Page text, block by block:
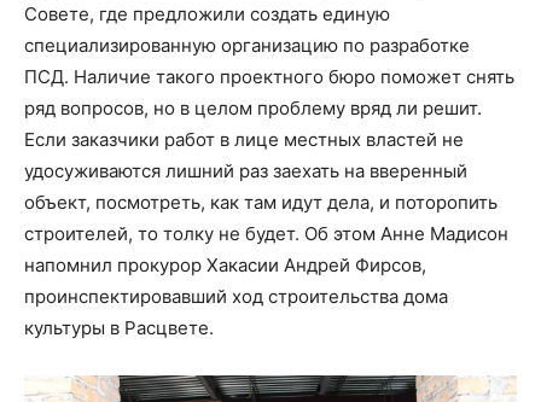
Совете, где предложили создать единую
специализированную организацию по разработке
ПСД. Наличие такого проектного бюро поможет снять
ряд вопросов, но в целом проблему вряд ли решит.
Если заказчики работ в лице местных властей не
удосуживаются лишний раз заехать на вверенный
объект, посмотреть, как там идут дела, и поторопить
строителей, то толку не будет. Об этом Анне Мадисон
напомнил прокурор Хакасии Андрей Фирсов,
проинспектировавший ход строительства дома
культуры в Расцвете.